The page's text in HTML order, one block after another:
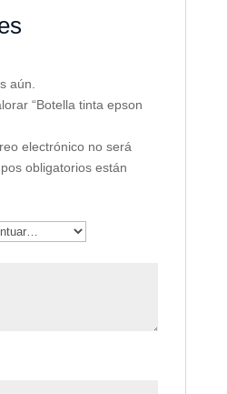
aún.
“Botella tinta epson
electrónico no será
obligatorios están